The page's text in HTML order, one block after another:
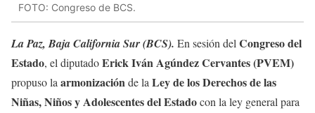
FOTO: Congreso de BCS.
La Paz, Baja California Sur (BCS). En sesión del Congreso del
Estado, el diputadoErick Iván Agúndez Cervantes (PVEM)
propuso la armonizaciónde la Ley de los Derechos de las
Niñas, Niños y Adolescentes del Estadocon la ley general para